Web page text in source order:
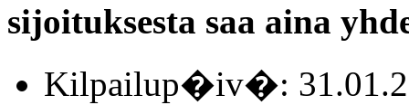
sijoituksesta saa aina
Kilpailup�iv�: